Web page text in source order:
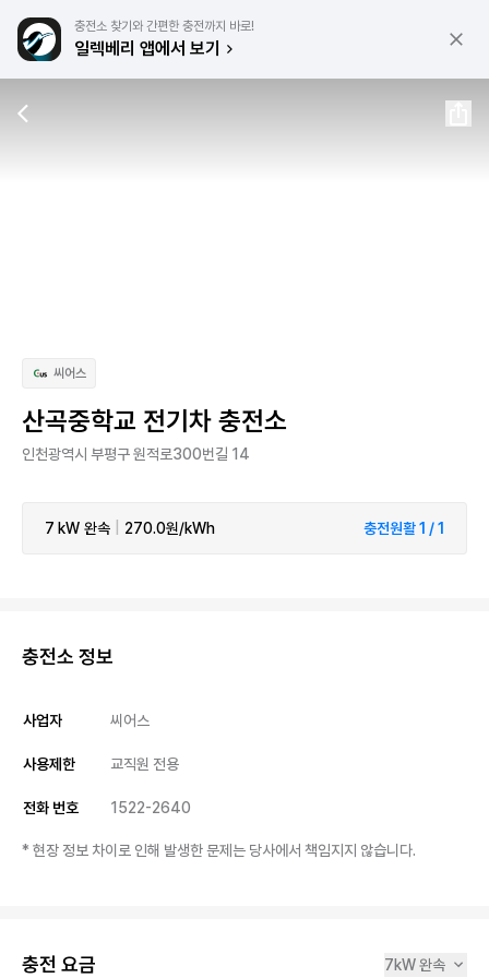
충전소 찾기와 간편한 충전까지 바로!
일렉베리 앱에서 보기
씨어스
산곡중학교 전기차 충전소
인천광역시 부평구 원적로300번길 14
7 kW 완속 270.0원/kWh 충전원활 1 / 1
충전소 정보
사업자 씨어스
사용제한 교직원 전용
전화 번호 1522-2640
* 현장 정보 차이로 인해 발생한 문제는 당사에서 책임지지 않습니다.
충전 요금 7kW 완속